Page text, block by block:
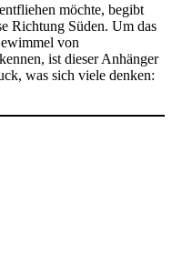
möchte, begibt
Richtung Süden. Um das
von
ist dieser Anhänger
was sich viele denken: